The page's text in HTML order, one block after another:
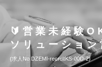
🔰営業未経験
ソリューショ
求人No.DZEMI-recruitKS-00D-2